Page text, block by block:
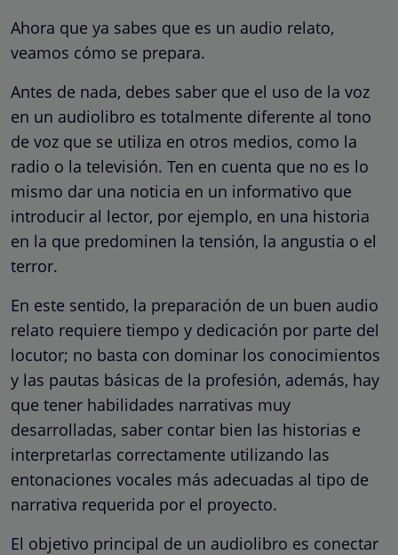
Ahora que ya sabes que es un audio relato,
veamos cómo se prepara.
Antes de nada, debes saber que el uso de la voz
en un audiolibro es totalmente diferente al tono
de voz que se utiliza en otros medios, como la
radio o la televisión. Ten en cuenta que no es lo
mismo dar una noticia en un informativo que
introducir al lector, por ejemplo, en una historia
en la que predominen la tensión, la angustia o el
terror.
En este sentido, la preparación de un buen audio
relato requiere tiempo y dedicación por parte del
locutor; no basta con dominar los conocimientos
y las pautas básicas de la profesión, además, hay
que tener habilidades narrativas muy
desarrolladas, saber contar bien las historias e
interpretarlas correctamente utilizando las
entonaciones vocales más adecuadas al tipo de
narrativa requerida por el proyecto.
El objetivo principal de un audiolibro es conectar